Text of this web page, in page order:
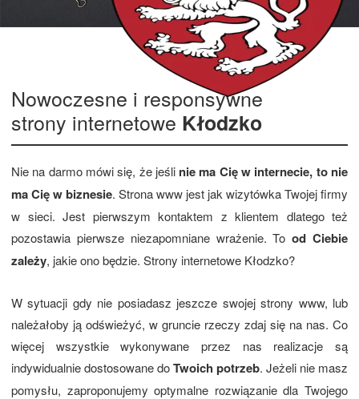
Nowoczesne i responsywne
strony internetowe Kłodzko
Nie na darmo mówi się, że jeśli nie ma Cię w internecie, to nie
ma Cię w biznesie. Strona www jest jak wizytówka Twojej firmy
w sieci. Jest pierwszym kontaktem z klientem dlatego też
pozostawia pierwsze niezapomniane wrażenie. Tood Ciebie
zależy, jakie ono będzie. Strony internetowe Kłodzko?
W sytuacji gdy nie posiadasz jeszcze swojej strony www, lub
należałoby ją odświeżyć, w gruncie rzeczy zdaj się na nas. Co
więcej wszystkie wykonywane przez nas realizacje są
indywidualnie dostosowane doTwoich potrzeb. Jeżeli nie masz
pomysłu, zaproponujemy optymalne rozwiązanie dla Twojego